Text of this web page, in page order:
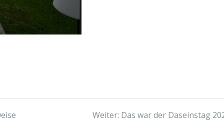
Weiter: Nächster
Das war der Daseinstag